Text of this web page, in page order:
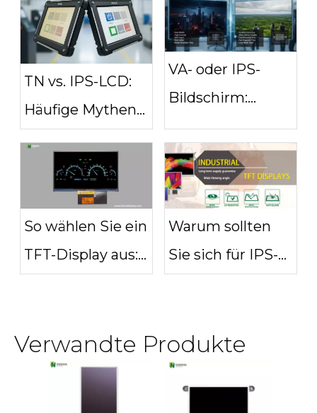
Was Sie wissen
müssen
TN vs. IPS-LCD:
Häufige Mythen
über
Industriedisplays
VA- oder IPS-
Bildschirm:
Welche Display-
Technologie ist
die richtige für
Sie?
So wählen Sie ein
TFT-Display aus:
Warum sollten
Sie sich für IPS-
Projekt
entscheiden?
Verwandte Produkte